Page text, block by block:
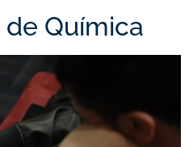
de Química